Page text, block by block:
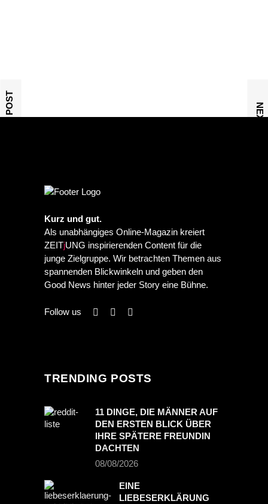
PREVIOUS POST NEXT POST
Kurz und gut.
Als unabhängiges Online-Magazin kreiert
ZEITjUNG inspirierenden Content für die
junge Zielgruppe. Wir betrachten Themen aus
spannenden Blickwinkeln und geben den
Good News hinter jeder Story eine Bühne.
Follow us
TRENDING POSTS
11 DINGE, DIE MÄNNER AUF
DEN ERSTEN BLICK ÜBER
IHRE SPÄTERE FREUNDIN
DACHTEN
08/08/2026
EINE
LIEBESERKLÄRUNG